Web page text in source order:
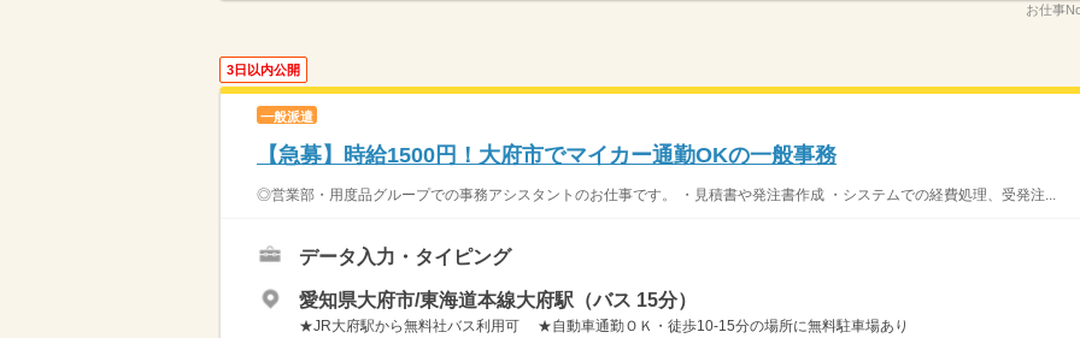
お仕事
3日以内公開
一般派遣
【急募】時給1500円！大府市でマイカー通勤OKの一般事務
◎営業部・用度品グループでの事務アシスタントのお仕事です。 ・見積書や発注書作成 ・システムでの経費処理、受発注...
データ入力・タイピング
愛知県大府市/東海道本線大府駅（バス 15分）
★JR大府駅から無料社バス利用可 ★自動車通勤ＯＫ・徒歩10-15分の場所に無料駐車場あり